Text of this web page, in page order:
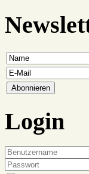
Login